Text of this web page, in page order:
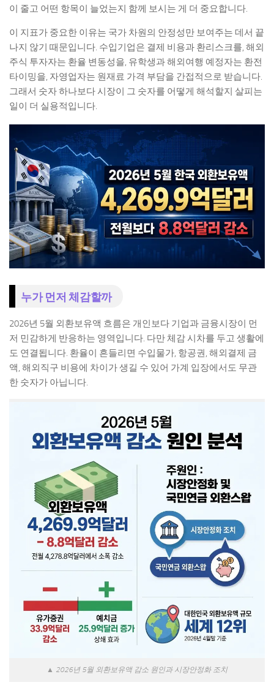
이 줄고 어떤 항목이 늘었는지 함께 보시는 게 더 중요합니다.
이 지표가 중요한 이유는 국가 차원의 안정성만 보여주는 데서 끝
나지 않기 때문입니다. 수입기업은 결제 비용과 환리스크를, 해외
주식 투자자는 환율 변동성을, 유학생과 해외여행 예정자는 환전
타이밍을, 자영업자는 원재료 가격 부담을 간접적으로 받습니다.
그래서 숫자 하나보다 시장이 그 숫자를 어떻게 해석할지 살피는
일이 더 실용적입니다.
누가 먼저 체감할까
2026년 5월 외환보유액 흐름은 개인보다 기업과 금융시장이 먼
저 민감하게 반응하는 영역입니다. 다만 체감 시차를 두고 생활에
도 연결됩니다. 환율이 흔들리면 수입물가, 항공권, 해외결제 금
액, 해외직구 비용에 차이가 생길 수 있어 가계 입장에서도 무관
한 숫자가 아닙니다.
▲ 2026년 5월 외환보유액 감소 원인과 시장안정화 조치